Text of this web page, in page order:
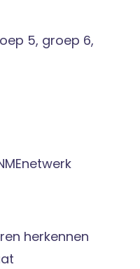
5, groep 6,
herkennen